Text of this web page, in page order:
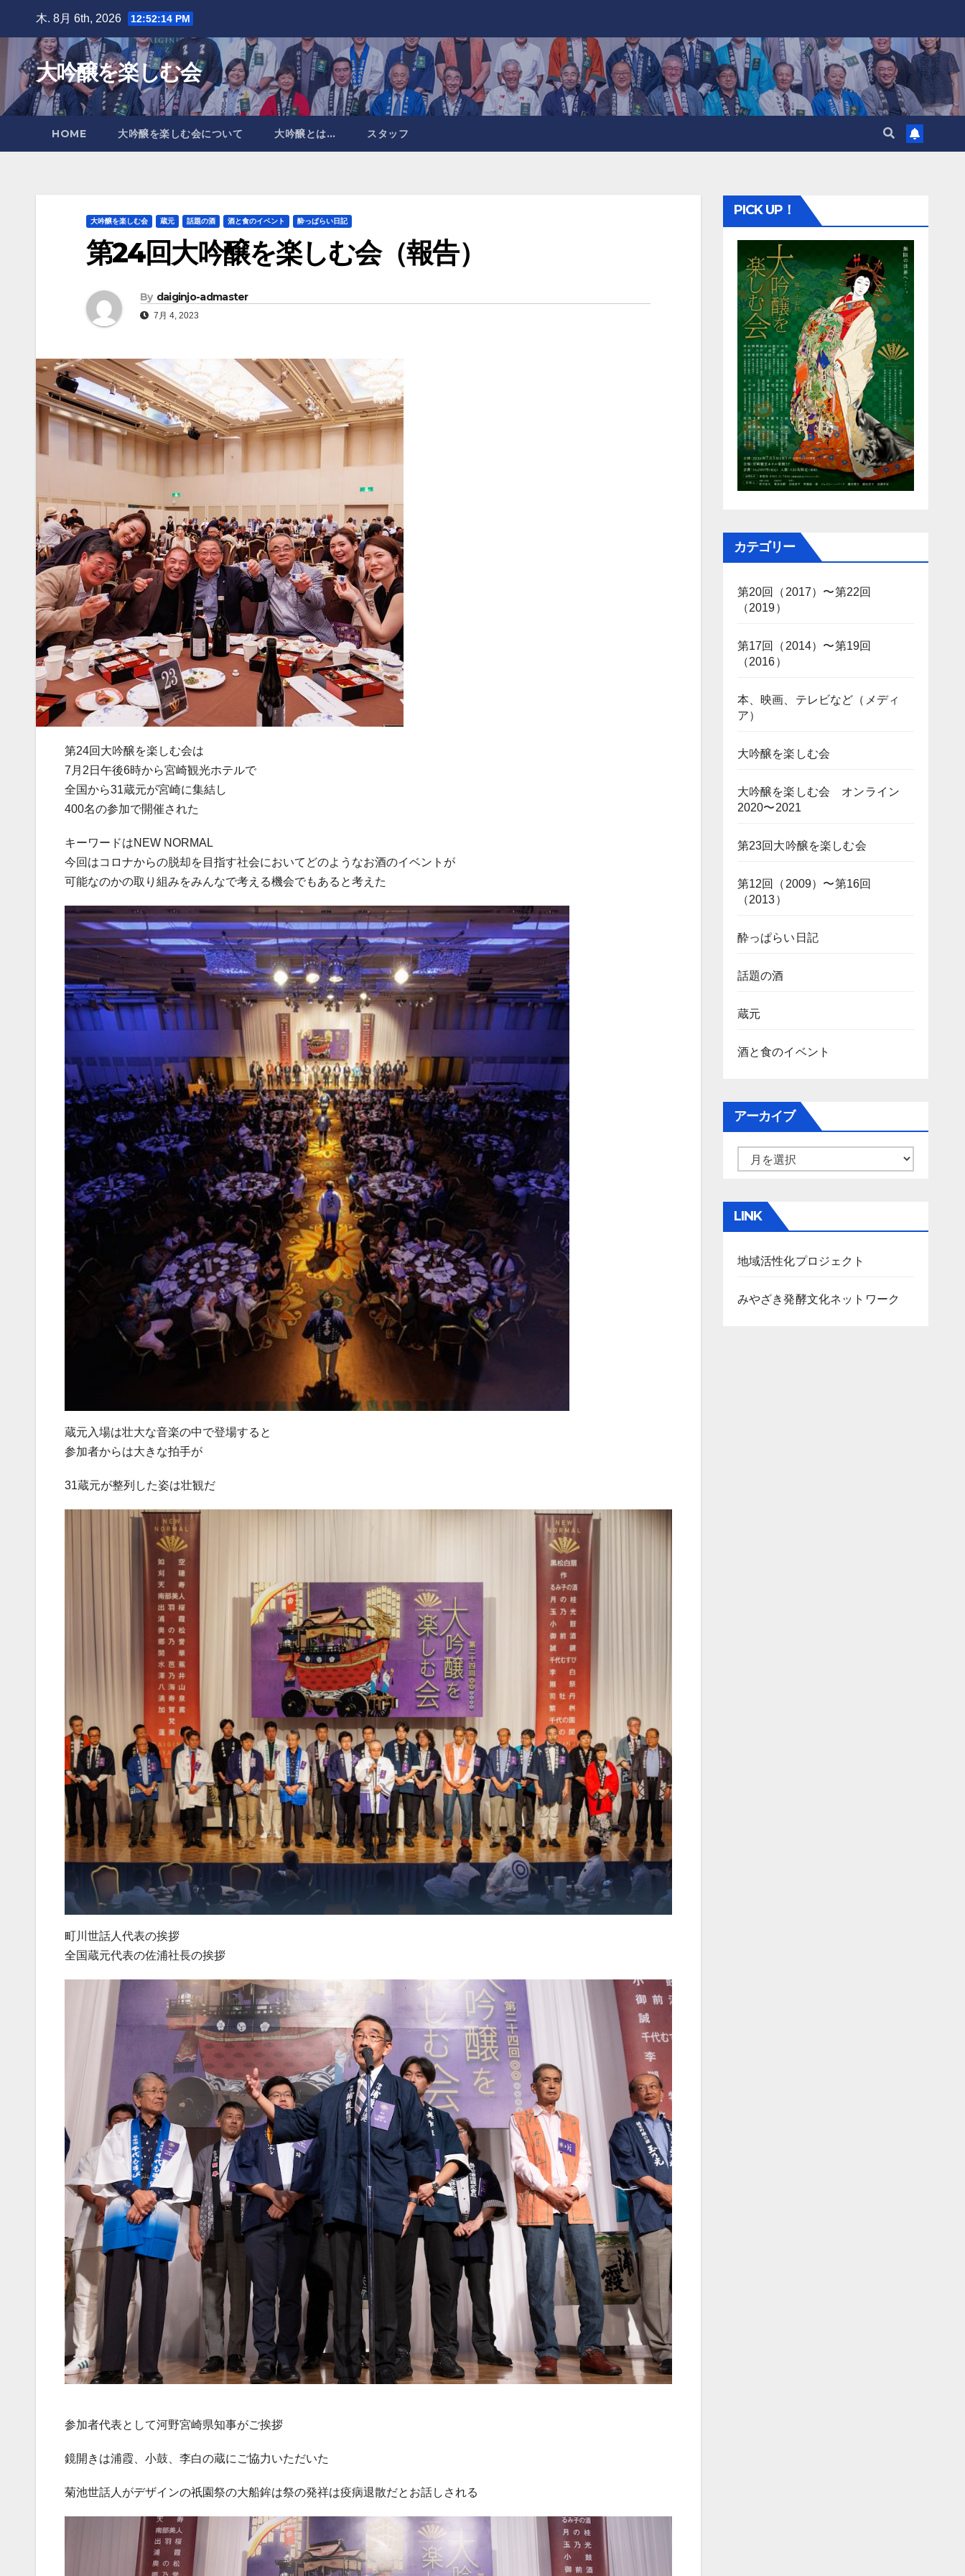
content
木. 8月 6th, 2026 12:52:16 PM
大吟醸を楽しむ会
HOME 大吟醸を楽しむ会について 大吟醸とは… スタッフ
大吟醸を楽しむ会 蔵元 話題の酒 酒と食のイベント 酔っぱらい日記
第24回大吟醸を楽しむ会（報告）
By daiginjo-admaster
7月 4, 2023
第24回大吟醸を楽しむ会は
7月2日午後6時から宮崎観光ホテルで
全国から31蔵元が宮崎に集結し
400名の参加で開催された
キーワードはNEW NORMAL
今回はコロナからの脱却を目指す社会においてどのようなお酒のイベントが
可能なのかの取り組みをみんなで考える機会でもあると考えた
蔵元入場は壮大な音楽の中で登場すると
参加者からは大きな拍手が
31蔵元が整列した姿は壮観だ
町川世話人代表の挨拶
全国蔵元代表の佐浦社長の挨拶
参加者代表として河野宮崎県知事がご挨拶
鏡開きは浦霞、小鼓、李白の蔵にご協力いただいた
菊池世話人がデザインの祇園祭の大船鉾は祭の発祥は疫病退散だとお話しされる
PICK UP！
カテゴリー
第20回（2017）〜第22回
（2019）
第17回（2014）〜第19回
（2016）
本、映画、テレビなど（メディ
ア）
大吟醸を楽しむ会
大吟醸を楽しむ会 オンライン
2020〜2021
第23回大吟醸を楽しむ会
第12回（2009）〜第16回
（2013）
酔っぱらい日記
話題の酒
蔵元
酒と食のイベント
アーカイブ
カ
イ
LINK
地域活性化プロジェクト
みやざき発酵文化ネットワーク